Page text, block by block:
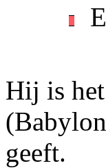
Hij is
geeft.